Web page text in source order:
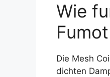
Wie
Die Mesh
dichten